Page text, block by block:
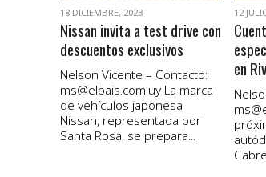
18 DICIEMBRE, 2023
Nissan invita a test drive con
descuentos exclusivos
Nelson Vicente – Contacto:
ms@elpais.com.uyLa marca
de vehículos japonesa
Nissan, representada por
Santa Rosa, se prepara...
12
en